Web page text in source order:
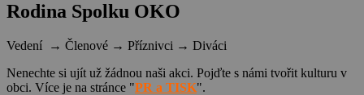
Rodina Spolku OKO
Vedení → Členové → Příznivci → Diváci
Nenechte si ujít už žádnou naši akci. Pojďte s námi tvořit kulturu v
obci. Více je na stránce "PR a TISK".